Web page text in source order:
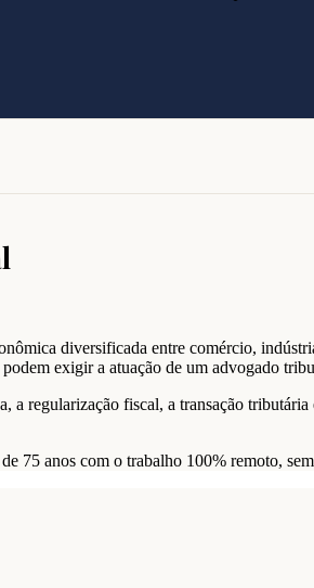
diversificada entre comércio,
exigir a atuação de um advogado
regularização fiscal, a transação
anos com o trabalho 100% remoto, sem